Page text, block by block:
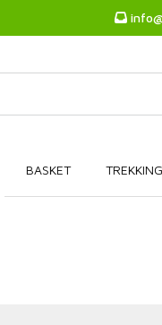
BASKET TREKKING